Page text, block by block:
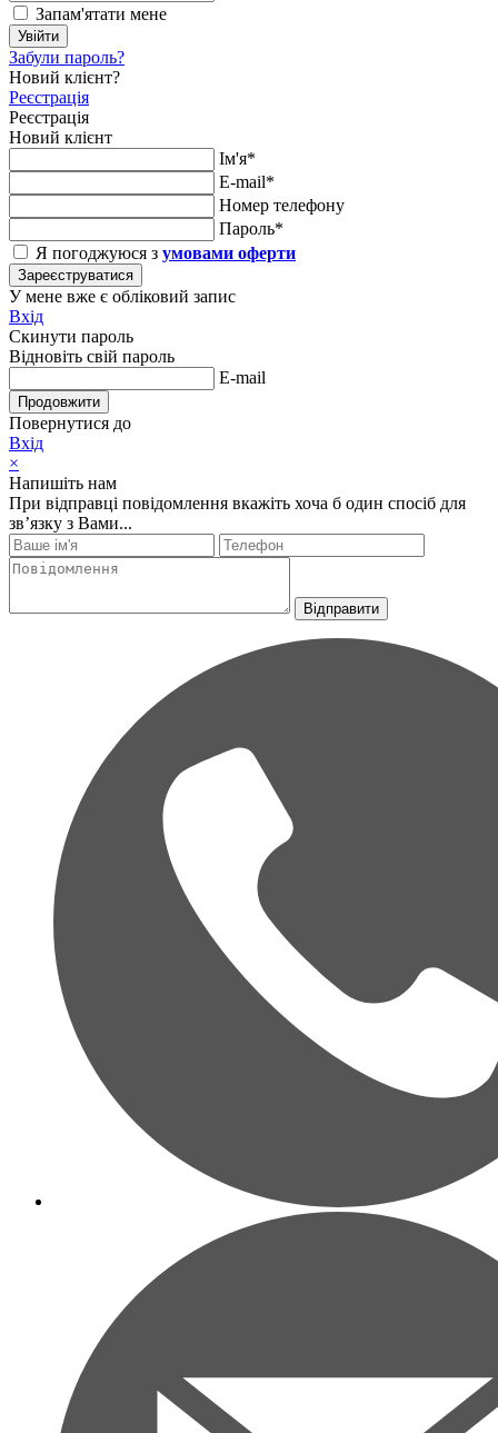
Запам'ятати мене
Увійти
Забули пароль?
Новий клієнт?
Реєстрація
Реєстрація
Новий клієнт
Ім'я*
E-mail*
Номер телефону
Пароль*
Я погоджуюся з умовами оферти
Зареєструватися
У мене вже є обліковий запис
Вхід
Скинути пароль
Відновіть свій пароль
E-mail
Продовжити
Повернутися до
Вхід
×
Напишіть нам
При відправці повідомлення вкажіть хоча б один спосіб для
зв’язку з Вами...
Відправити